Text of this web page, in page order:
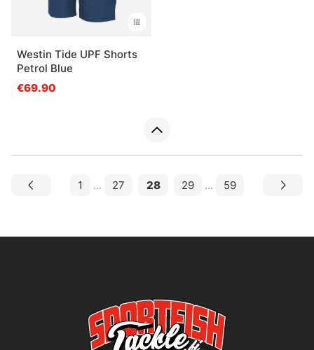
Westin Tide UPF Shorts
Petrol Blue
€69.90
1 ... 27 28 29 ... 59